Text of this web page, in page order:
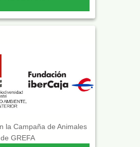
la Campaña de Animales
GREFA